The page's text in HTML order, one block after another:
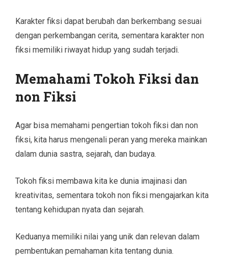
Karakter fiksi dapat berubah dan berkembang sesuai
dengan perkembangan cerita, sementara karakter non
fiksi memiliki riwayat hidup yang sudah terjadi.
Memahami Tokoh Fiksi dan
non Fiksi
Agar bisa memahami pengertian tokoh fiksi dan non
fiksi, kita harus mengenali peran yang mereka mainkan
dalam dunia sastra, sejarah, dan budaya.
Tokoh fiksi membawa kita ke dunia imajinasi dan
kreativitas, sementara tokoh non fiksi mengajarkan kita
tentang kehidupan nyata dan sejarah.
Keduanya memiliki nilai yang unik dan relevan dalam
pembentukan pemahaman kita tentang dunia.